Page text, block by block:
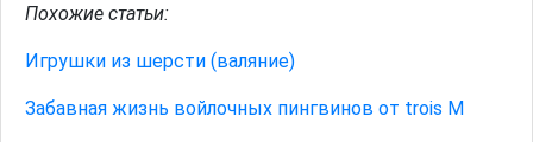
Похожие статьи:
Игрушки из шерсти (валяние)
Забавная жизнь войлочных пингвинов от trois M